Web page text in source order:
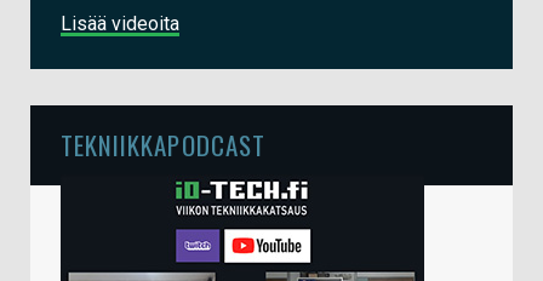
Lisää videoita
TEKNIIKKAPODCAST